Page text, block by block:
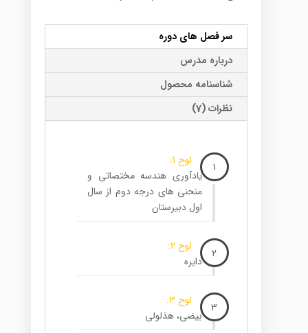
سر فصل های دوره
درباره مدرس
شناسنامه محصول
نظرات (7)
1
لوح 1:
یادآوری هندسه مختصاتی و
منحنی های درجه دوم از سال
اول دبیرستان
2
لوح 2:
دایره
3
لوح 3:
بیضی، هذلولی